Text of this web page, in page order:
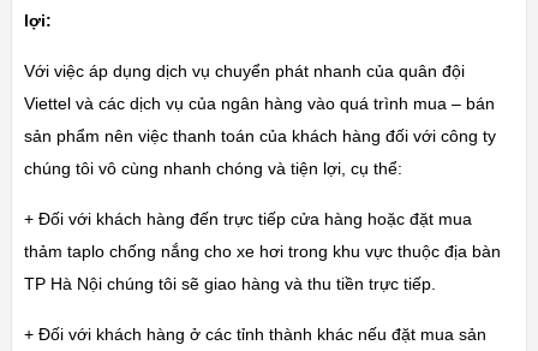
lợi:
Với việc áp dụng dịch vụ chuyển phát nhanh của quân đội
Viettel và các dịch vụ của ngân hàng vào quá trình mua – bán
sản phẩm nên việc thanh toán của khách hàng đối với công ty
chúng tôi vô cùng nhanh chóng và tiện lợi, cụ thể:
+ Đối với khách hàng đến trực tiếp cửa hàng hoặc đặt mua
thảm taplo chống nắng cho xe hơi trong khu vực thuộc địa bàn
TP Hà Nội chúng tôi sẽ giao hàng và thu tiền trực tiếp.
+ Đối với khách hàng ở các tỉnh thành khác nếu đặt mua sản